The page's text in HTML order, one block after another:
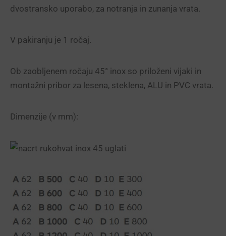
dvostransko uporabo, za notranja in zunanja vrata.
V pakiranju je 1 ročaj.
Ob zaobljenem ročaju 45° inox so priloženi vijaki in
montažni pribor za lesena, steklena, ALU in PVC vrata.
Dimenzije (v mm):